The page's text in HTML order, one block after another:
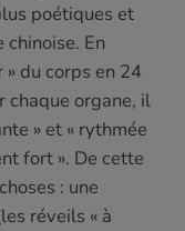
poétiques et
En
du corps en 24
chaque organe, il
» et « rythmée
fort ». De cette
: une
réveils « à